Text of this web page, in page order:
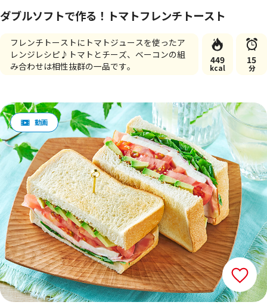
ダブルソフトで作る！トマトフレンチトースト
フレンチトーストにトマトジュースを使ったア
レンジレシピ♪トマトとチーズ、ベーコンの組
み合わせは相性抜群の一品です。
449
kcal
15
分